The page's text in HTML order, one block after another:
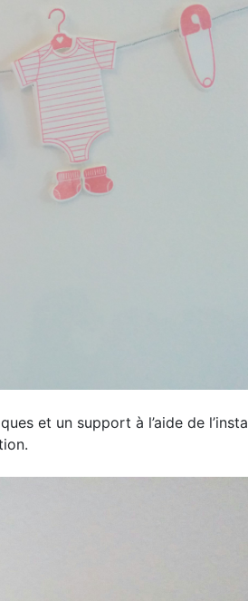
et un support à l’aide de l’insta